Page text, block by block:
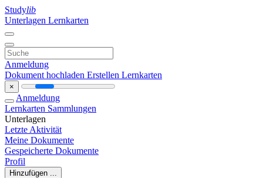
Studylib
Unterlagen Lernkarten
Anmeldung
Dokument hochladen Erstellen Lernkarten
×
Anmeldung
Lernkarten Sammlungen
Unterlagen
Letzte Aktivität
Meine Dokumente
Gespeicherte Dokumente
Profil
Hinzufügen ...